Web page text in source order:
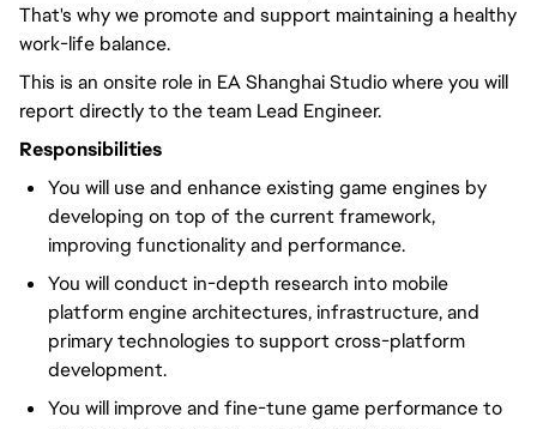
That's why we promote and support maintaining a healthy
work-life balance.
This is an onsite role in EA Shanghai Studio where you will
report directly to the team Lead Engineer.
Responsibilities
You will use and enhance existing game engines by
developing on top of the current framework,
improving functionality and performance.
You will conduct in-depth research into mobile
platform engine architectures, infrastructure, and
primary technologies to support cross-platform
development.
You will improve and fine-tune game performance to